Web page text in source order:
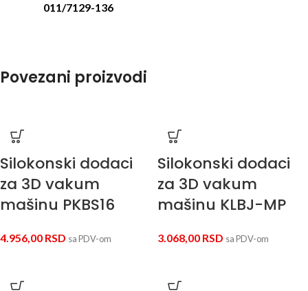
011/7129-136
Povezani proizvodi
Silokonski dodaci
za 3D vakum
mašinu PKBS16
4.956,00 RSD sa PDV-om
Silokonski dodaci
za 3D vakum
mašinu KLBJ-MP
3.068,00 RSD sa PDV-om